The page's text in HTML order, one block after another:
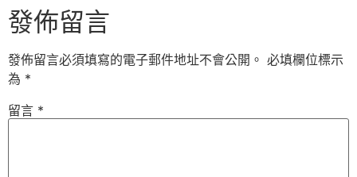
發佈留言
發佈留言必須填寫的電子郵件地址不會公開。 必填欄位標示
為 *
留言 *